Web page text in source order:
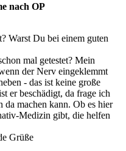
nach OP
Warst Du bei einem guten
mal getestet? Mein
der Nerv eingeklemmt
- das ist keine große
er beschädigt, da frage ich
da machen kann. Ob es hier
Medizin gibt, die helfen
Grüße